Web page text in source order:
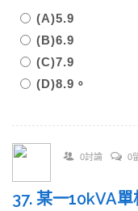
(A)5.9
(B)6.9
(C)7.9
(D)8.9。
0討論 0
37. 某一10kVA